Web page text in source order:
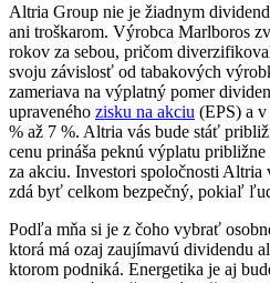
Altria Group nie je žiadnym
ani troškarom. Výrobca Marlboros
rokov za sebou, pričom
svoju závislosť od tabakových
zameriava na výplatný pomer
upraveného zisku na akciu (EPS) a v
% až 7 %. Altria vás bude stáť
cenu prináša peknú výplatu
za akciu. Investori spoločnosti
zdá byť celkom bezpečný, pokiaľ
Podľa mňa si je z čoho vybrať
ktorá má ozaj zaujímavú dividendu
ktorom podniká. Energetika je aj